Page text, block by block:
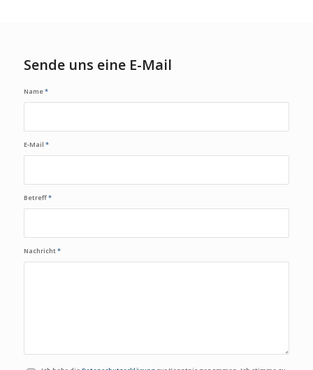
Sende uns eine E-Mail
Name*
E-Mail *
Betreff*
Nachricht*